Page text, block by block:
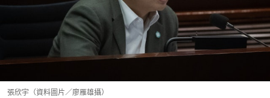
張欣宇（資料圖片／廖雁雄攝）